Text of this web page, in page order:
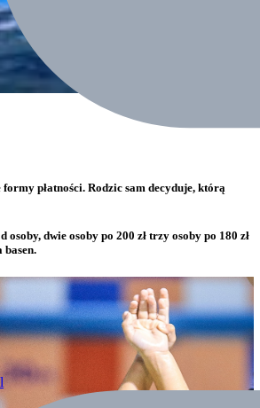
płatności. Rodzic sam decyduje, którą
osoby, dwie osoby po 200 zł trzy osoby po 180 zł
basen.